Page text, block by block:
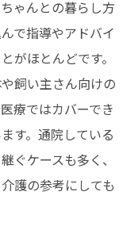
ゃんとの暮らし方
で指導やアドバイ
がほとんどです。
飼い主さん向けの
療ではカバーでき
す。通院している
ぐケースも多く、
護の参考にしても